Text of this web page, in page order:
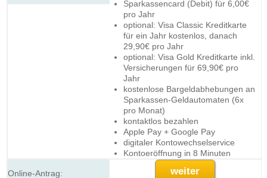
Sparkassencard (Debit) für 6,00€
pro Jahr
optional: Visa Classic Kreditkarte
für ein Jahr kostenlos, danach
29,90€ pro Jahr
optional: Visa Gold Kreditkarte inkl.
Versicherungen für 69,90€ pro
Jahr
kostenlose Bargeldabhebungen an
Sparkassen-Geldautomaten (6x
pro Monat)
kontaktlos bezahlen
Apple Pay + Google Pay
digitaler Kontowechselservice
Kontoeröffnung in 8 Minuten
weiter